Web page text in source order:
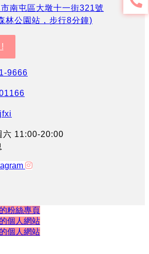
南屯區大墩十一街321號
林公園站，步行8分鐘)
9666
六 11:00-20:00
粉絲專頁
個人網站
個人網站